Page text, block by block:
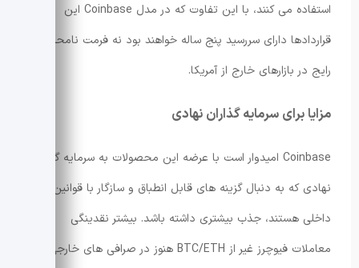
استفاده می کنند، با این تفاوت که در مدل Coinbase این
قراردادها دارای سررسید پنج ساله خواهند بود نه فرمت نامحدود
رایج در بازارهای خارج از آمریکا.
مزایا برای سرمایه گذاران نهادی
Coinbase امیدوار است با عرضه این محصولات به سرمایه گذاران
نهادی که به دنبال گزینه های قابل انطباق و سازگار با قوانین
داخلی هستند، جذب بیشتری داشته باشد. بیشتر نقدینگی
معاملات فیوچرز غیر از BTC/ETH هنوز در صرافی های خارجی